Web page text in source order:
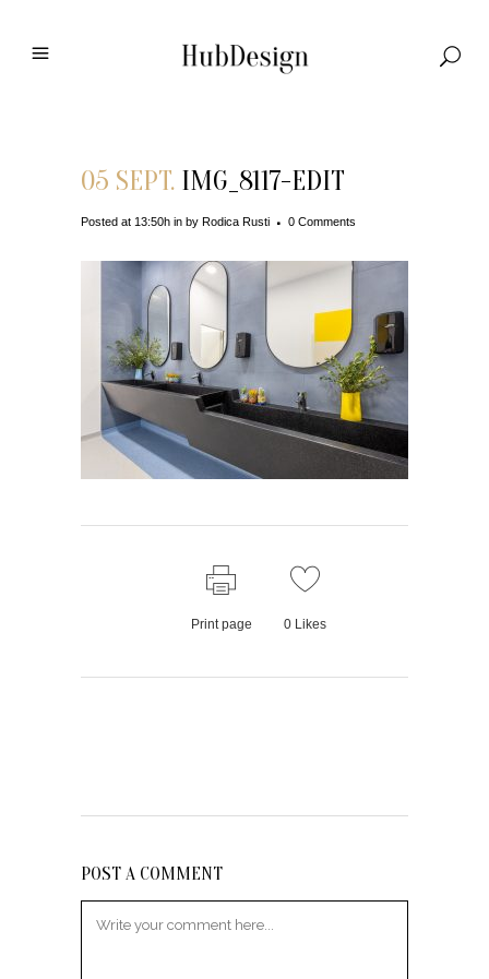
05 SEPT. IMG_8117-EDIT
Posted at 13:50h in by Rodica Rusti 0 Comments
Print page 0Likes
POST A COMMENT